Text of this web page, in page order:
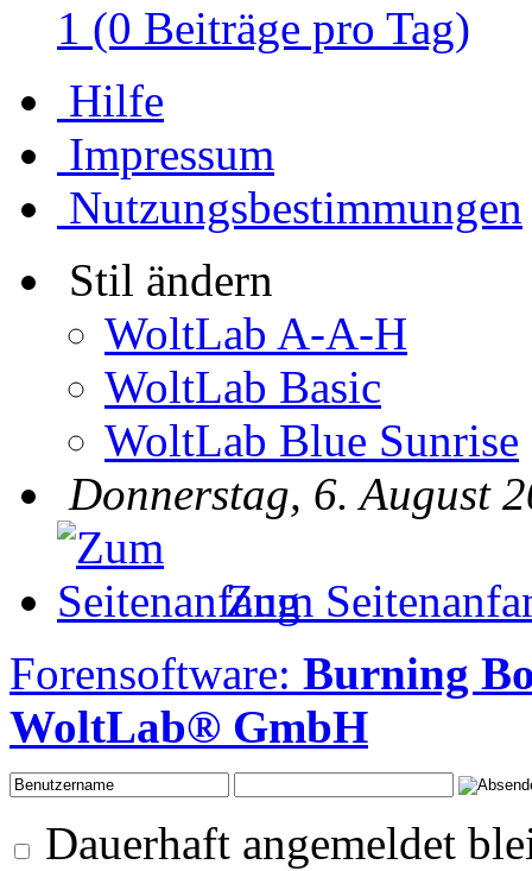
1 (0 Beiträge pro Tag)
Hilfe
Impressum
Nutzungsbestimmungen
Stil ändern
WoltLab A-A-H
WoltLab Basic
WoltLab Blue Sunrise
Donnerstag, 6. August
Zum
Forensoftware: Burning
WoltLab® GmbH
Dauerhaft angemeldet